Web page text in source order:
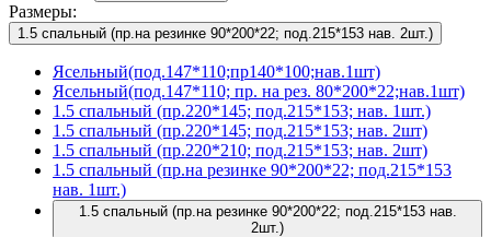
Размеры:
1.5 спальный (пр.на резинке 90*200*22; под.215*153 нав. 2шт.)
Ясельный(под.147*110;пр140*100;нав.1шт)
Ясельный(под.147*110; пр. на рез. 80*200*22;нав.1шт)
1.5 спальный (пр.220*145; под.215*153; нав. 1шт.)
1.5 спальный (пр.220*145; под.215*153; нав. 2шт)
1.5 спальный (пр.220*210; под.215*153; нав. 2шт)
1.5 спальный (пр.на резинке 90*200*22; под.215*153
нав. 1шт.)
1.5 спальный (пр.на резинке 90*200*22; под.215*153 нав.
2шт.)